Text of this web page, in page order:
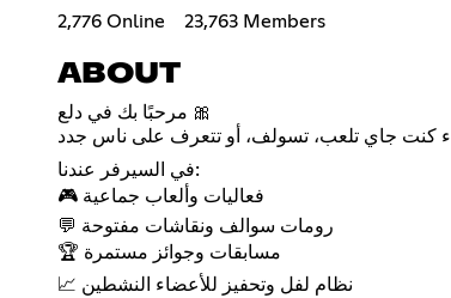
2,776 Online 23,763 Members
ABOUT
مرحبًا بك في دلع 🎀
في السيرفر عندنا:
🎮 فعاليات وألعاب جماعية
💬 رومات سوالف ونقاشات مفتوحة
🏆 مسابقات وجوائز مستمرة
📈 نظام لفل وتحفيز للأعضاء النشطين